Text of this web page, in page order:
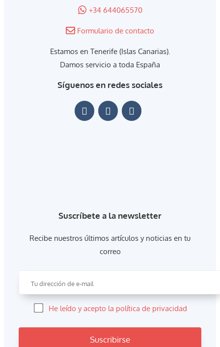
+34 644065570
Formulario de contacto
Estamos en Tenerife (Islas Canarias).
Damos servicio a toda España
Síguenos en redes sociales
Suscríbete a la newsletter
Recibe nuestros últimos artículos y noticias en tu
correo
He leído y acepto la política de privacidad